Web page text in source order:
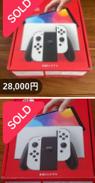
28,000円